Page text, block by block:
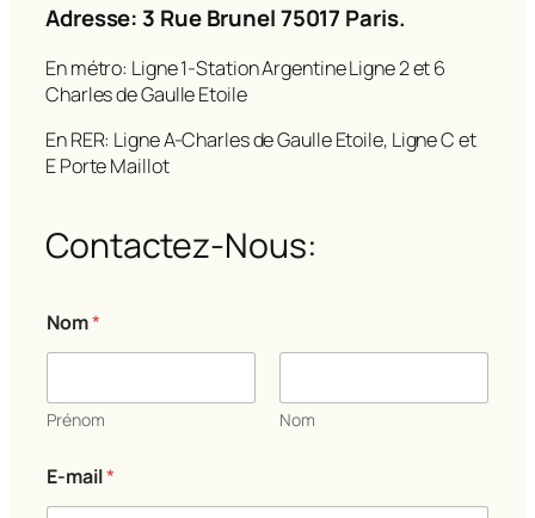
Adresse: 3 Rue Brunel 75017 Paris.
En métro: Ligne 1-Station Argentine Ligne 2 et 6
Charles de Gaulle Etoile
En RER: Ligne A-Charles de Gaulle Etoile, Ligne C et
E Porte Maillot
Contactez-Nous:
Nom*
Prénom Nom
E-mail*